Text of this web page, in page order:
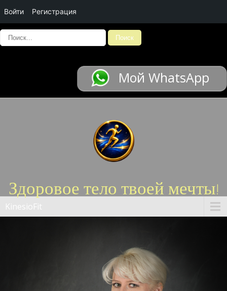
Мой WhatsApp
Здоровое тело твоей мечты!
KinesioFit
Войти Регистрация